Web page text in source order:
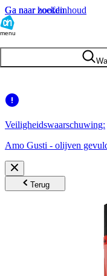
Ga naar hoofdinhoud
Ga naar zoeken
menu
Veiligheidswaarschuwing:
Amo Gusti - olijven
Terug